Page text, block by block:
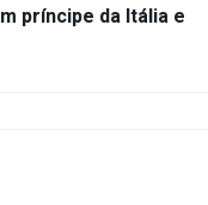
príncipe da Itália e